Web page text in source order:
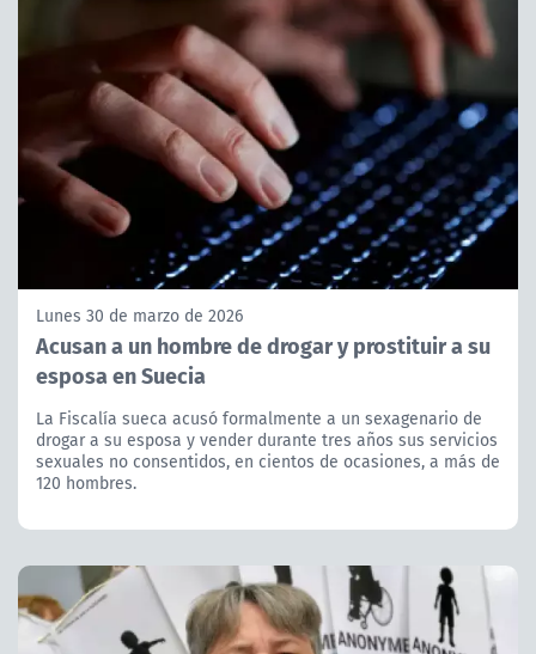
Lunes 30 de marzo de 2026
Acusan a un hombre de drogar y prostituir a su
esposa en Suecia
La Fiscalía sueca acusó formalmente a un sexagenario de
drogar a su esposa y vender durante tres años sus servicios
sexuales no consentidos, en cientos de ocasiones, a más de
120 hombres.